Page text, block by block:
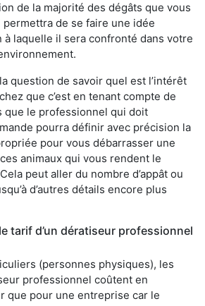
de la majorité des dégâts que vous
de se faire une idée
à laquelle il sera confronté dans votre
question de savoir quel est l’intérêt
que c’est en tenant compte de
que le professionnel qui doit
pourra définir avec précision la
pour vous débarrasser une
animaux qui vous rendent le
peut aller du nombre d’appât ou
d’autres détails encore plus
tarif d’un dératiseur professionnel
(personnes physiques), les
professionnel coûtent en
que pour une entreprise car le